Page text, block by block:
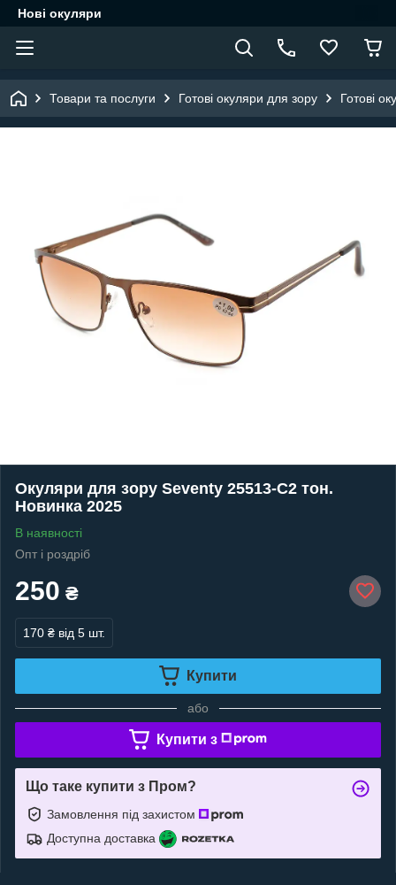
Нові окуляри
Товари та послуги Готові окуляри для зору Готові
Окуляри для зору Seventy 25513-C2 тон.
Новинка 2025
В наявності
Опт і роздріб
250 ₴
170 ₴ від 5 шт.
Купити
або
Купити з
Що таке купити з Пром?
Замовлення під захистом
Доступна доставка